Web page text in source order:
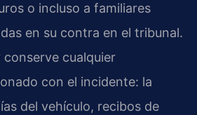
o incluso a familiares
en su contra en el tribunal.
conserve cualquier
con el incidente: la
del vehículo, recibos de